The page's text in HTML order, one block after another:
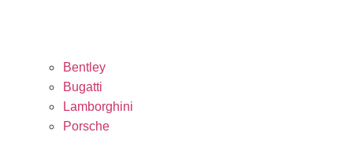
Bentley
Bugatti
Lamborghini
Porsche